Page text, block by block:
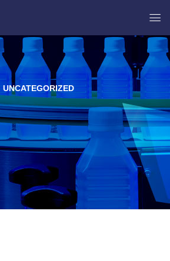
UNCATEGORIZED